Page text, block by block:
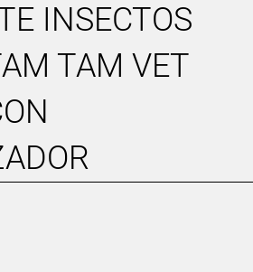
INSECTOS
TAM VET